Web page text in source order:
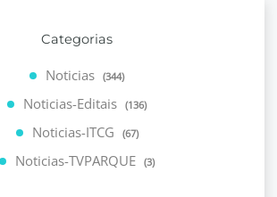
Categorias
Noticias (344)
Noticias-Editais (136)
Noticias-ITCG (67)
Noticias-TVPARQUE (3)